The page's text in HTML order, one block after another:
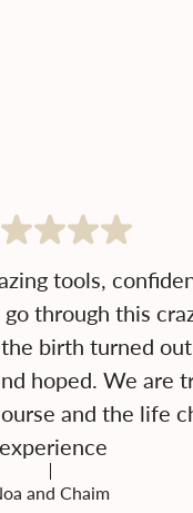
tools,
through this
birth turned
hoped. We are
and the life
experience.
and Chaim